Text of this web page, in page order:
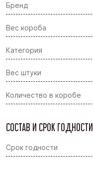
Бренд
Вес короба
Категория
Вес штуки
Количество в коробе
СОСТАВ И СРОК ГОДНОСТИ
Срок годности